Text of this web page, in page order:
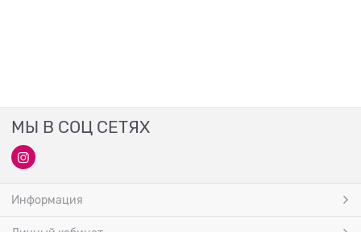
МЫ В СОЦ СЕТЯХ
Информация